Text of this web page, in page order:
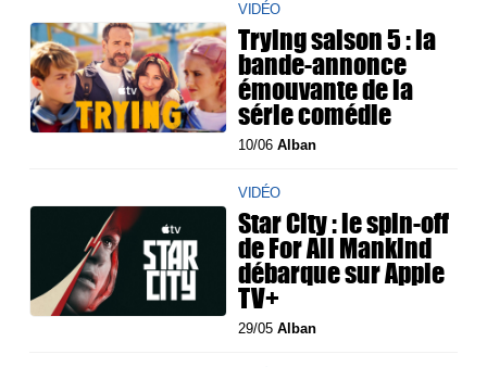
VIDÉO
Trying saison 5 : la
bande-annonce
émouvante de la
série comédie
10/06Alban
VIDÉO
Star City : le spin-off
de For All Mankind
débarque sur Apple
TV+
29/05Alban